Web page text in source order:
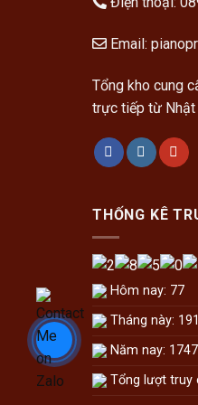
Email:
Tổng kho cung
trực tiếp từ Nhật
THỐNG KÊ
Hôm nay: 77
Tháng này:
Năm nay:
Tổng lượt truy